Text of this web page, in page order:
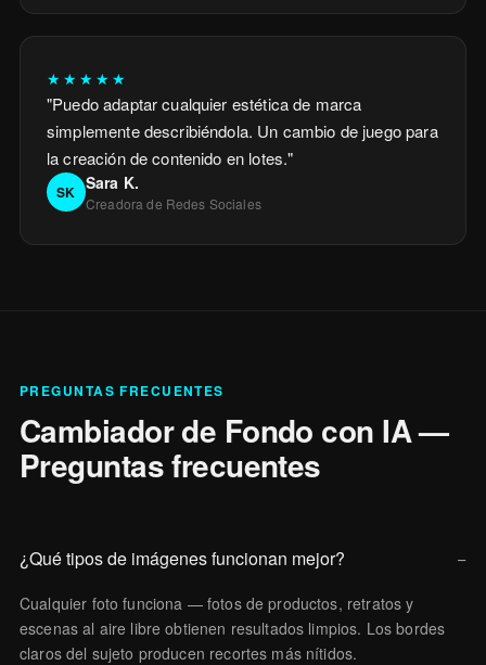
★★★★★
"Puedo adaptar cualquier estética de marca
simplemente describiéndola. Un cambio de juego para
la creación de contenido en lotes."
SK Sara K.
Creadora de Redes Sociales
PREGUNTAS FRECUENTES
Cambiador de Fondo con IA —
Preguntas frecuentes
¿Qué tipos de imágenes funcionan mejor? −
Cualquier foto funciona — fotos de productos, retratos y
escenas al aire libre obtienen resultados limpios. Los bordes
claros del sujeto producen recortes más nítidos.